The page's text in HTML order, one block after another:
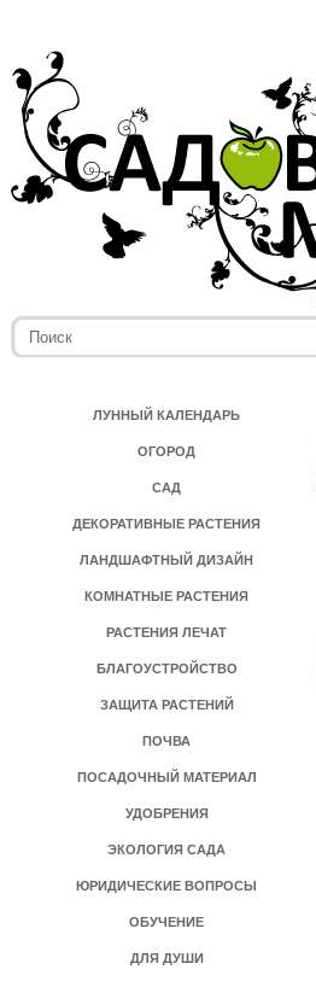
ЛУННЫЙ КАЛЕНДАРЬ
ОГОРОД
САД
ДЕКОРАТИВНЫЕ РАСТЕНИЯ
ЛАНДШАФТНЫЙ ДИЗАЙН
КОМНАТНЫЕ РАСТЕНИЯ
РАСТЕНИЯ ЛЕЧАТ
БЛАГОУСТРОЙСТВО
ЗАЩИТА РАСТЕНИЙ
ПОЧВА
ПОСАДОЧНЫЙ МАТЕРИАЛ
УДОБРЕНИЯ
ЭКОЛОГИЯ САДА
ЮРИДИЧЕСКИЕ ВОПРОСЫ
ОБУЧЕНИЕ
ДЛЯ ДУШИ